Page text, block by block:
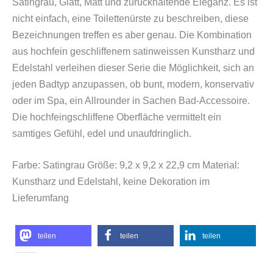
nicht einfach, eine Toilettenürste zu beschreiben, diese
Bezeichnungen treffen es aber genau. Die Kombination
aus hochfein geschliffenem satinweissen Kunstharz und
Edelstahl verleihen dieser Serie die Möglichkeit, sich an
jeden Badtyp anzupassen, ob bunt, modern, konservativ
oder im Spa, ein Allrounder in Sachen Bad-Accessoire.
Die hochfeingschliffene Oberfläche vermittelt ein
samtiges Gefühl, edel und unaufdringlich.
Farbe: Satingrau Größe: 9,2 x 9,2 x 22,9 cm Material:
Kunstharz und Edelstahl, keine Dekoration im
Lieferumfang
teilen teilen teilen